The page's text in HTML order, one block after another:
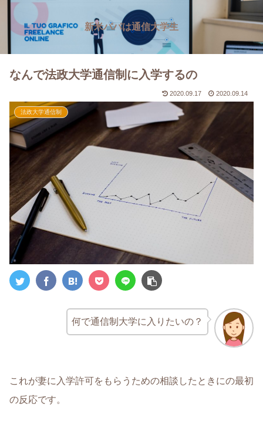
新米パパは通信大学生
なんで法政大学通信制に入学するの
2020.09.17 2020.09.14
法政大学通信制
何で通信制大学に入りたいの？
これが妻に入学許可をもらうための相談したときにの最初
の反応です。